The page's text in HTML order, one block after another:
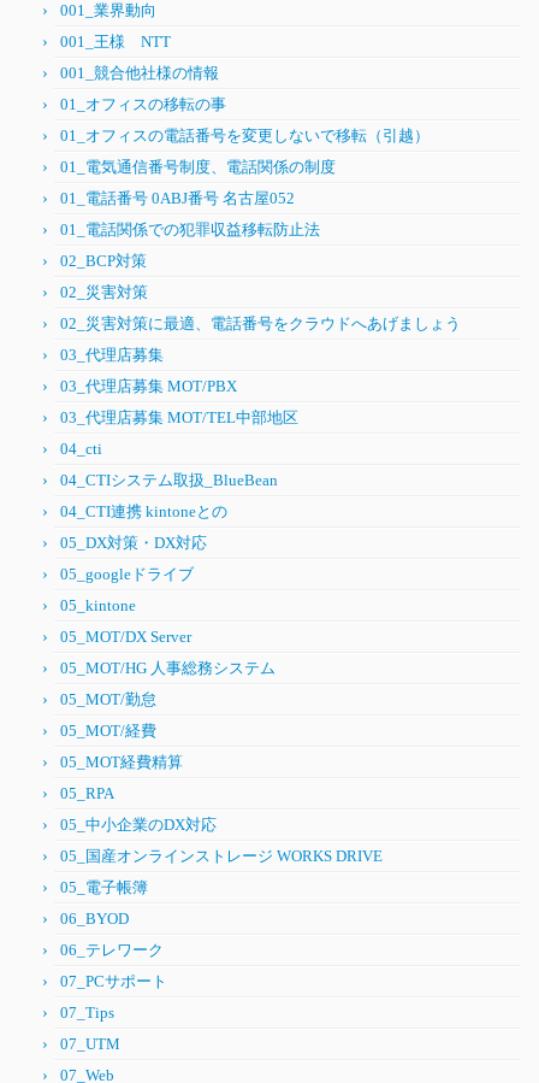
001_業界動向
001_王様 NTT
001_競合他社様の情報
01_オフィスの移転の事
01_オフィスの電話番号を変更しないで移転（引越）
01_電気通信番号制度、電話関係の制度
01_電話番号 0ABJ番号 名古屋052
01_電話関係での犯罪収益移転防止法
02_BCP対策
02_災害対策
02_災害対策に最適、電話番号をクラウドへあげましょう
03_代理店募集
03_代理店募集 MOT/PBX
03_代理店募集 MOT/TEL中部地区
04_cti
04_CTIシステム取扱_BlueBean
04_CTI連携 kintoneとの
05_DX対策・DX対応
05_googleドライブ
05_kintone
05_MOT/DX Server
05_MOT/HG 人事総務システム
05_MOT/勤怠
05_MOT/経費
05_MOT経費精算
05_RPA
05_中小企業のDX対応
05_国産オンラインストレージ WORKS DRIVE
05_電子帳簿
06_BYOD
06_テレワーク
07_PCサポート
07_Tips
07_UTM
07_Web